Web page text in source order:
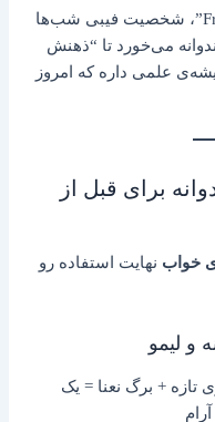
📺 در یکی از اپیزودهای سریال “Friends”، شخصیت فیبی شب‌ها
می‌خورد تا “ذهنش
علمی داره که امروز
برای قبل از
خواب نهایت استفاده رو
و لیمو
تازه + برگ نعنا = یک